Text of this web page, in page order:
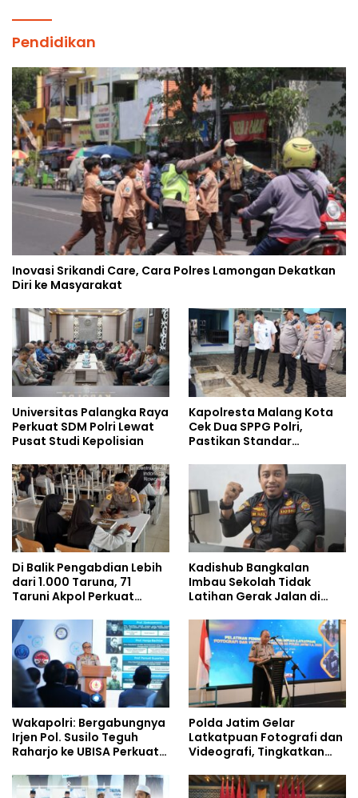
Pendidikan
Inovasi Srikandi Care, Cara Polres Lamongan Dekatkan
Diri ke Masyarakat
Universitas Palangka Raya
Perkuat SDM Polri Lewat
Pusat Studi Kepolisian
Kapolresta Malang Kota
Cek Dua SPPG Polri,
Pastikan Standar
Pengelolaan Limbah
Berjalan Optimal
Di Balik Pengabdian Lebih
dari 1.000 Taruna, 71
Taruni Akpol Perkuat
Siswa Sekolah Rakyat
Kadishub Bangkalan
Imbau Sekolah Tidak
Latihan Gerak Jalan di
Wakapolri: Bergabungnya
Irjen Pol. Susilo Teguh
Raharjo ke UBISA Perkuat
Studi Kepolisian
Polda Jatim Gelar
Latkatpuan Fotografi dan
Videografi, Tingkatkan
Era Digital